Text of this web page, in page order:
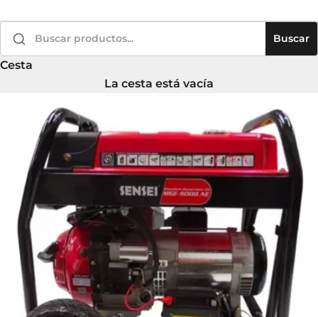
Buscar
Cesta
La cesta está vacía